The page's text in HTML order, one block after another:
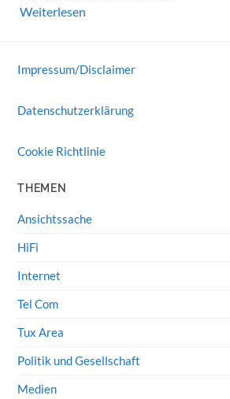
Weiterlesen
Impressum/Disclaimer
Datenschutzerklärung
Cookie Richtlinie
THEMEN
Ansichtssache
HiFi
Internet
Tel Com
Tux Area
Politik und Gesellschaft
Medien